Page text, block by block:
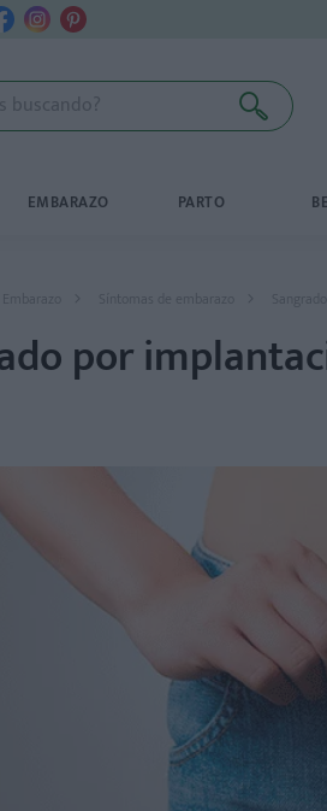
EMBARAZO PARTO
Embarazo Síntomas de embarazo
por